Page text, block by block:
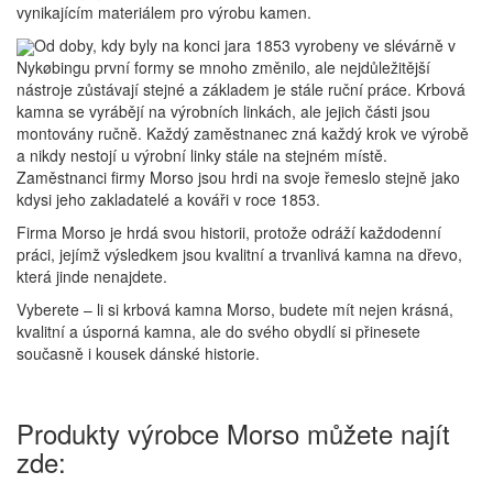
vynikajícím materiálem pro výrobu kamen.
Od doby, kdy byly na konci jara 1853 vyrobeny ve slévárně v
Nykøbingu první formy se mnoho změnilo, ale nejdůležitější
nástroje zůstávají stejné a základem je stále ruční práce. Krbová
kamna se vyrábějí na výrobních linkách, ale jejich části jsou
montovány ručně. Každý zaměstnanec zná každý krok ve výrobě
a nikdy nestojí u výrobní linky stále na stejném místě.
Zaměstnanci firmy Morso jsou hrdi na svoje řemeslo stejně jako
kdysi jeho zakladatelé a kováři v roce 1853.
Firma Morso je hrdá svou historii, protože odráží každodenní
práci, jejímž výsledkem jsou kvalitní a trvanlivá kamna na dřevo,
která jinde nenajdete.
Vyberete – li si krbová kamna Morso, budete mít nejen krásná,
kvalitní a úsporná kamna, ale do svého obydlí si přinesete
současně i kousek dánské historie.
Produkty výrobce Morso můžete najít
zde: